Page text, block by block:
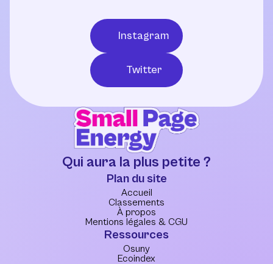
Instagram
Twitter
Qui aura la plus petite ?
Plan du site
Accueil
Classements
À propos
Mentions légales & CGU
Ressources
Osuny
Ecoindex